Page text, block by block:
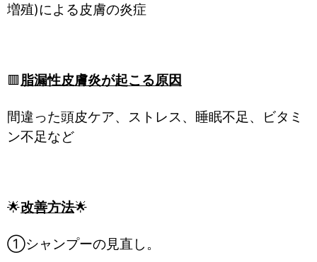
増殖)による皮膚の炎症
🟥 脂漏性皮膚炎が起こる原因
間違った頭皮ケア、ストレス、睡眠不足、ビタミ
ン不足など
🌟改善方法🌟
①シャンプーの見直し。